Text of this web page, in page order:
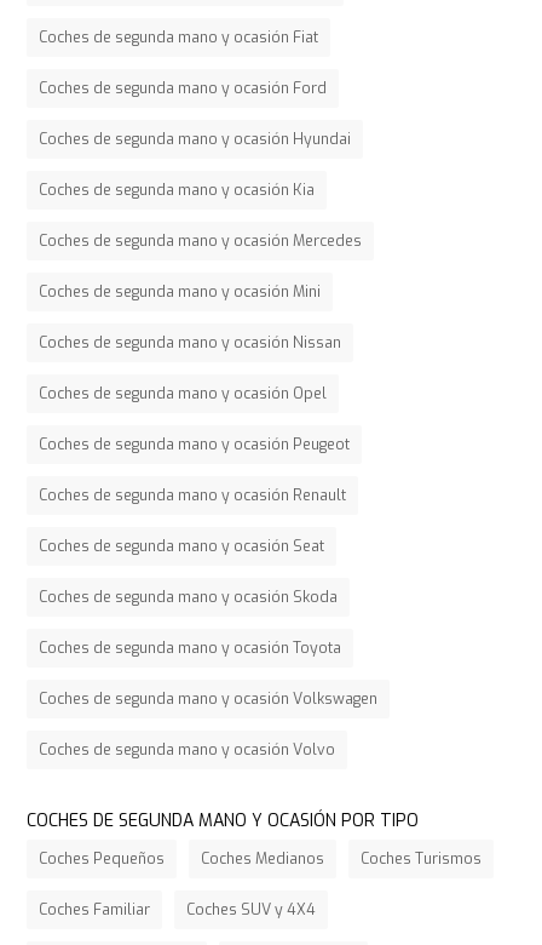
Coches de segunda mano y ocasión Fiat
Coches de segunda mano y ocasión Ford
Coches de segunda mano y ocasión Hyundai
Coches de segunda mano y ocasión Kia
Coches de segunda mano y ocasión Mercedes
Coches de segunda mano y ocasión Mini
Coches de segunda mano y ocasión Nissan
Coches de segunda mano y ocasión Opel
Coches de segunda mano y ocasión Peugeot
Coches de segunda mano y ocasión Renault
Coches de segunda mano y ocasión Seat
Coches de segunda mano y ocasión Skoda
Coches de segunda mano y ocasión Toyota
Coches de segunda mano y ocasión Volkswagen
Coches de segunda mano y ocasión Volvo
COCHES DE SEGUNDA MANO Y OCASIÓN POR TIPO
Coches Pequeños Coches Medianos Coches Turismos
Coches Familiar Coches SUV y 4X4